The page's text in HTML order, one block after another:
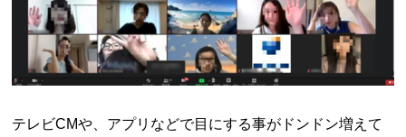
テレビCMや、アプリなどで目にする事がドンドン増えて